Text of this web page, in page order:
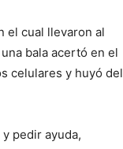
el cual llevaron al
bala acertó en el
celulares y huyó del
pedir ayuda,